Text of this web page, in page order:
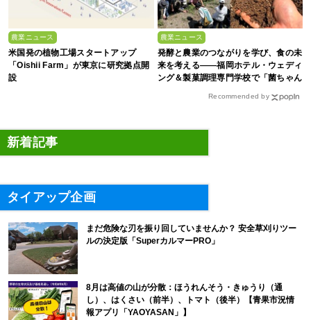
農業ニュース
米国発の植物工場スタートアップ
「Oishii Farm」が東京に研究拠点開
設
農業ニュース
発酵と農業のつながりを学び、食の未
来を考える――福岡ホテル・ウェディ
ング＆製菓調理専門学校で「菌ちゃん
Recommended by
新着記事
タイアップ企画
まだ危険な刃を振り回していませんか？ 安全草刈りツー
ルの決定版「SuperカルマーPRO」
8月は高値の山が分散：ほうれんそう・きゅうり（通
し）、はくさい（前半）、トマト（後半）【青果市況情
報アプリ「YAOYASAN」】